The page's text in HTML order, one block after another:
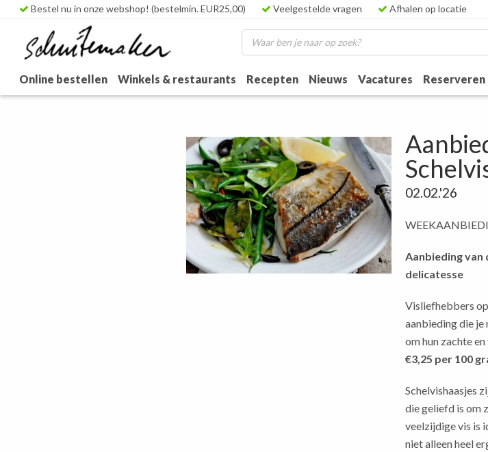
Bestel nu in onze webshop! (bestelmin. EUR25,00) Veelgestelde vragen Afhalen op locatie
Online bestellen Winkels & restaurants Recepten Nieuws Vacatures Reserveren
02.02.'26
Aanbieding van
delicatesse
Visliefhebbers
aanbieding die je
om hun zachte
€3,25 per 100
Schelvishaasjes
die geliefd is om
veelzijdige vis is
niet alleen heel